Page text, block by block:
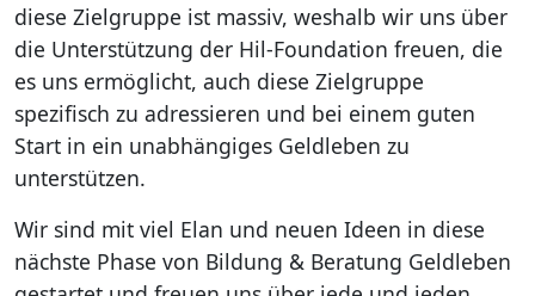
diese Zielgruppe ist massiv, weshalb wir uns über
die Unterstützung der Hil-Foundation freuen, die
es uns ermöglicht, auch diese Zielgruppe
spezifisch zu adressieren und bei einem guten
Start in ein unabhängiges Geldleben zu
unterstützen.
Wir sind mit viel Elan und neuen Ideen in diese
nächste Phase von Bildung & Beratung Geldleben